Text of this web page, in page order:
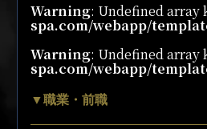
Warning: Undefined array
spa.com/webapp/
Warning: Undefined array
spa.com/webapp/
▼職業・前職